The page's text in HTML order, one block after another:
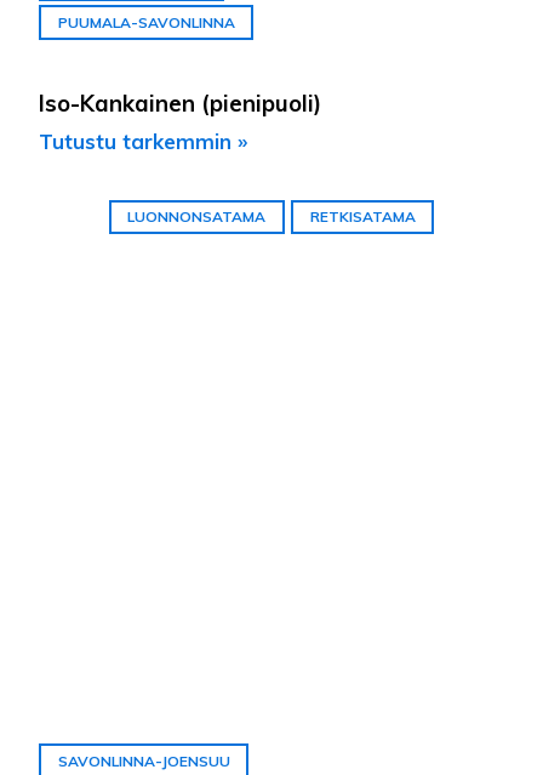
PUUMALA-SAVONLINNA
Iso-Kankainen (pienipuoli)
Tutustu tarkemmin »
LUONNONSATAMA RETKISATAMA
SAVONLINNA-JOENSUU